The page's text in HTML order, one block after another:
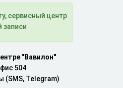
сервисный центр
записи
"Вавилон"
504
Telegram)